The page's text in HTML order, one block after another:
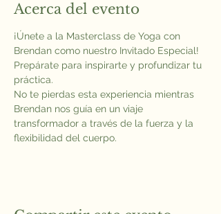
Acerca del evento
¡Únete a la Masterclass de Yoga con
Brendan como nuestro Invitado Especial!
Prepárate para inspirarte y profundizar tu
práctica.
No te pierdas esta experiencia mientras
Brendan nos guía en un viaje
transformador a través de la fuerza y la
flexibilidad del cuerpo.